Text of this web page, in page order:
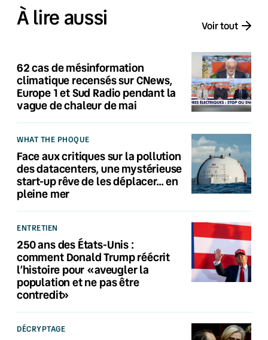
À lire aussi Voir tout
62 cas de mésinformation
climatique recensés sur CNews,
Europe 1 et Sud Radio pendant la
vague de chaleur de mai
WHAT THE PHOQUE
Face aux critiques sur la pollution
des datacenters, une mystérieuse
start-up rêve de les déplacer… en
pleine mer
ENTRETIEN
250 ans des États-Unis :
comment Donald Trump réécrit
l’histoire pour «aveugler la
population et ne pas être
contredit»
DÉCRYPTAGE